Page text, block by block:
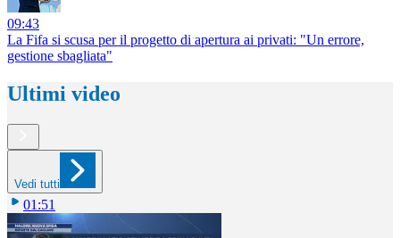
09:43
La Fifa si scusa per il progetto di apertura ai privati: "Un errore,
gestione sbagliata"
Ultimi video
Vedi tutti
01:51